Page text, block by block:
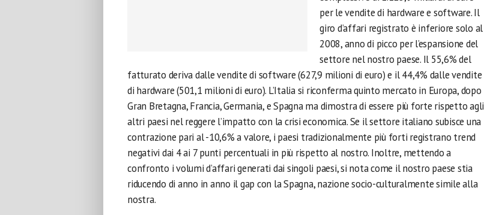
per le vendite di hardware e software. Il
giro d’affari registrato è inferiore solo al
2008, anno di picco per l’espansione del
settore nel nostro paese. Il 55,6% del
fatturato deriva dalle vendite di software (627,9 milioni di euro) e il 44,4% dalle vendite
di hardware (501,1 milioni di euro). L’Italia si riconferma quinto mercato in Europa, dopo
Gran Bretagna, Francia, Germania, e Spagna ma dimostra di essere più forte rispetto agli
altri paesi nel reggere l’impatto con la crisi economica. Se il settore italiano subisce una
contrazione pari al -10,6% a valore, i paesi tradizionalmente più forti registrano trend
negativi dai 4 ai 7 punti percentuali in più rispetto al nostro. Inoltre, mettendo a
confronto i volumi d’affari generati dai singoli paesi, si nota come il nostro paese stia
riducendo di anno in anno il gap con la Spagna, nazione socio-culturalmente simile alla
nostra.